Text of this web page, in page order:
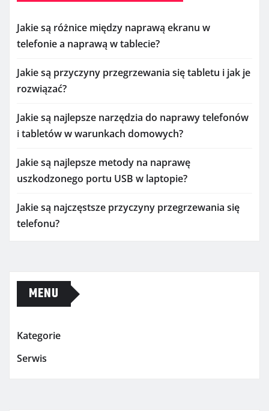
Jakie są różnice między naprawą ekranu w
telefonie a naprawą w tablecie?
Jakie są przyczyny przegrzewania się tabletu i jak je
rozwiązać?
Jakie są najlepsze narzędzia do naprawy telefonów
i tabletów w warunkach domowych?
Jakie są najlepsze metody na naprawę
uszkodzonego portu USB w laptopie?
Jakie są najczęstsze przyczyny przegrzewania się
telefonu?
MENU
Kategorie
Serwis